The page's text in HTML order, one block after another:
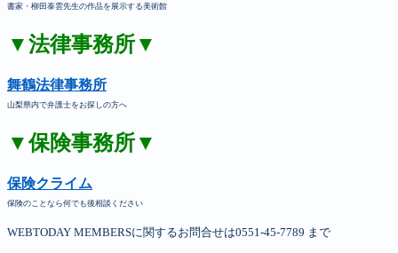
書家・柳田泰雲先生の作品を展示する美術館
▼法律事務所▼
舞鶴法律事務所
山梨県内で弁護士をお探しの方へ
▼保険事務所▼
保険クライム
保険のことなら何でも後相談ください
WEBTODAY MEMBERSに関するお問合せは0551-45-7789 まで